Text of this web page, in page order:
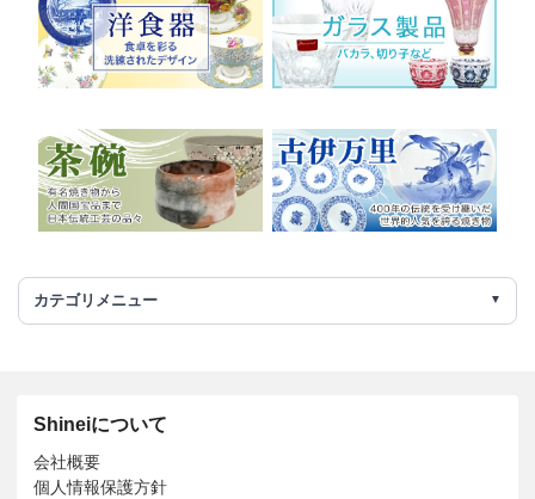
カテゴリメニュー
Shineiについて
会社概要
個人情報保護方針